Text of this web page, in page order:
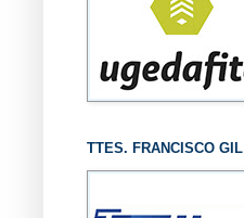
TTES. FRANCISCO GIL